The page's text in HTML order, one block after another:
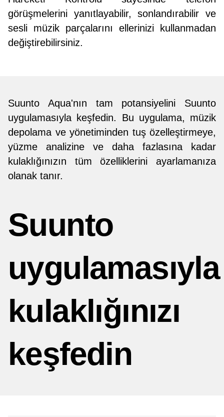
görüşmelerini yanıtlayabilir, sonlandırabilir ve
sesli müzik parçalarını ellerinizi kullanmadan
değiştirebilirsiniz.
Suunto Aqua'nın tam potansiyelini Suunto
uygulamasıyla keşfedin. Bu uygulama, müzik
depolama ve yönetiminden tuş özelleştirmeye,
yüzme analizine ve daha fazlasına kadar
kulaklığınızın tüm özelliklerini ayarlamanıza
olanak tanır.
Suunto
uygulamasıyla
kulaklığınızı
keşfedin